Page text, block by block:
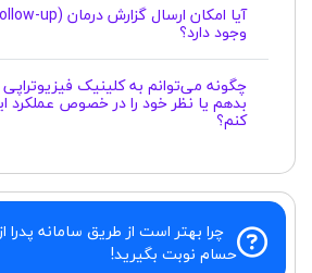
وجود دارد؟
چگونه می‌توانم به کلینیک
بدهم یا نظر خود را در خصوص عملکرد
کنم؟
چرا بهتر است از طریق سامانه پدرا
حسام نوبت بگیرید!